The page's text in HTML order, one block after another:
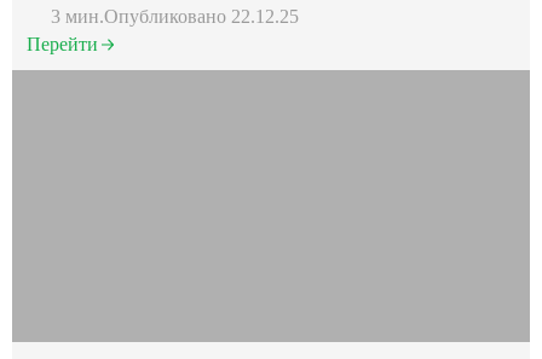
3 мин.Опубликовано 22.12.25
Перейти